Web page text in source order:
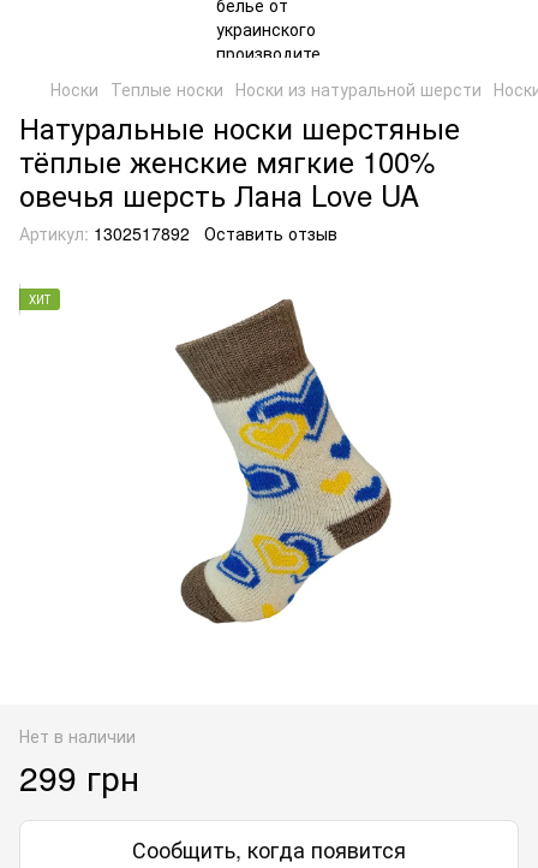
Носки Теплые носки Носки из натуральной шерсти
Натуральные носки шерстяные
тёплые женские мягкие 100%
овечья шерсть Лана Love UA
Артикул: 1302517892 Оставить отзыв
ХИТ
Нет в наличии
299 грн
Сообщить, когда появится